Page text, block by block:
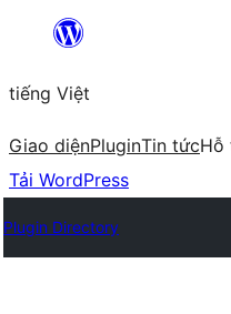
Chuyển
phần
nội
dung
tiếng Việt
Giao diệnPluginTin tứcHỗ
Tải WordPress
Plugin Directory